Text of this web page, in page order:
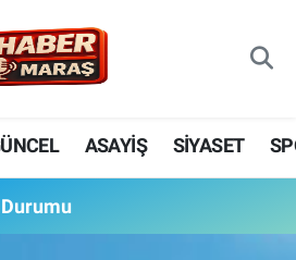
ASAYİŞ SİYASET